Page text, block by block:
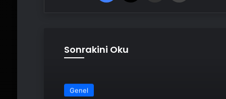
Sonrakini Oku
Genel